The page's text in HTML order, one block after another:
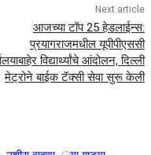
Next article
आजच्या टॉप 25 हेडलाईन्स:
प्रयागराजमधील यूपीपीएससी
विद्यार्थ्यांचे आंदोलन, दिल्ली
मेट्रोने बाईक टॅक्सी सेवा सुरू केली